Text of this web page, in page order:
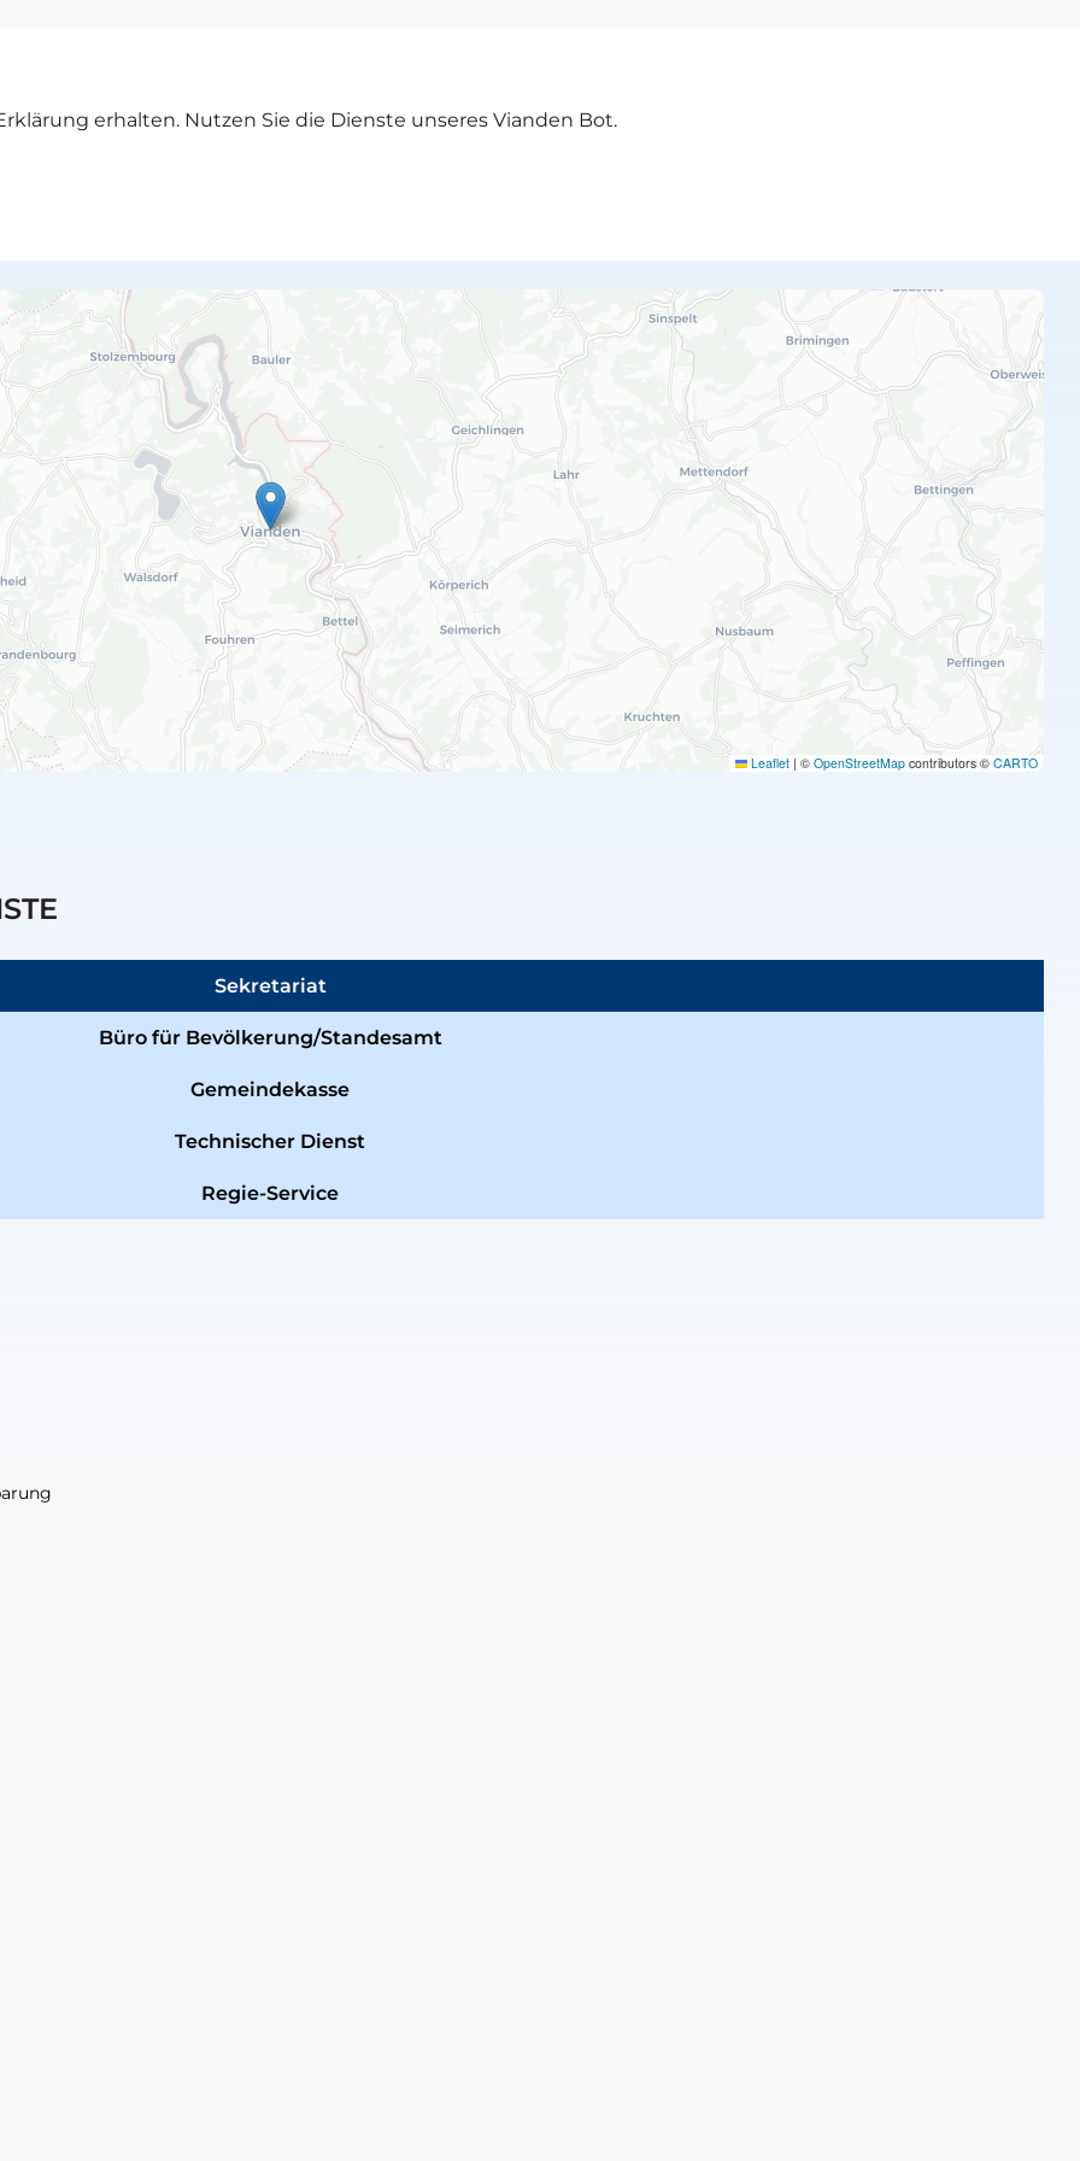
erhalten. Nutzen Sie die Dienste unseres Vianden Bot.
Leaflet | © OpenStreetMap contributors © CARTO
Sekretariat
Büro für Bevölkerung/Standesamt
Gemeindekasse
Technischer Dienst
Regie-Service